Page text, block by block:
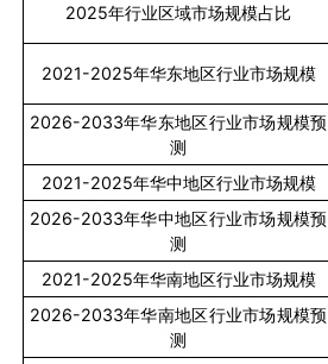
2025年行业区域市场规模占比
2021-2025年华东地区行业市场规模
2026-2033年华东地区行业市场规模预
测
2021-2025年华中地区行业市场规模
2026-2033年华中地区行业市场规模预
测
2021-2025年华南地区行业市场规模
2026-2033年华南地区行业市场规模预
测